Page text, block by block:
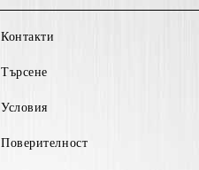
Контакти
Търсене
Условия
Поверителност